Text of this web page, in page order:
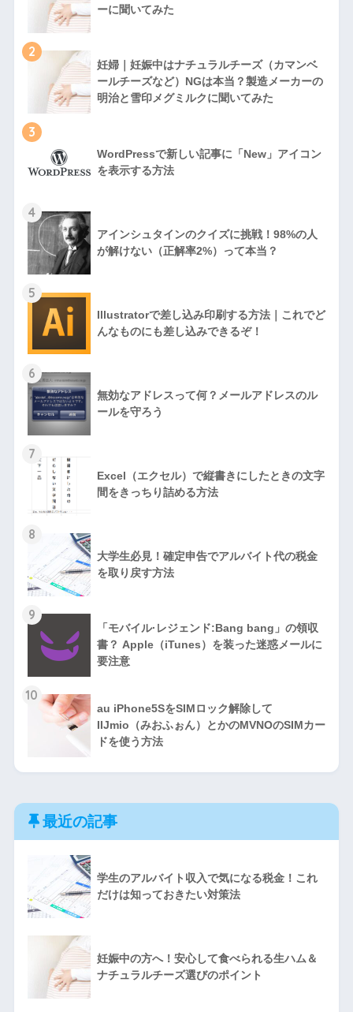
ーに聞いてみた
2
妊婦｜妊娠中はナチュラルチーズ（カマンベ
ールチーズなど）NGは本当？製造メーカーの
明治と雪印メグミルクに聞いてみた
3
WordPressで新しい記事に「New」アイコン
を表示する方法
4
アインシュタインのクイズに挑戦！98%の人
が解けない（正解率2%）って本当？
5
Illustratorで差し込み印刷する方法｜これでど
んなものにも差し込みできるぞ！
6
無効なアドレスって何？メールアドレスのル
ールを守ろう
7
Excel（エクセル）で縦書きにしたときの文字
間をきっちり詰める方法
8
大学生必見！確定申告でアルバイト代の税金
を取り戻す方法
9
「モバイル·レジェンド:Bang bang」の領収
書？ Apple（iTunes）を装った迷惑メールに
要注意
10
au iPhone5SをSIMロック解除して
IIJmio（みおふぉん）とかのMVNOのSIMカー
ドを使う方法
最近の記事
学生のアルバイト収入で気になる税金！これ
だけは知っておきたい対策法
妊娠中の方へ！安心して食べられる生ハム＆
ナチュラルチーズ選びのポイント